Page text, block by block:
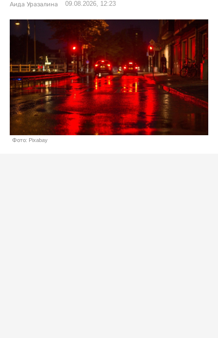
Аида Уразалина 09.08.2026, 12:23
Фото: Pixabay